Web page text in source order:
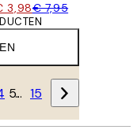
3,98€ 7,95
… 15